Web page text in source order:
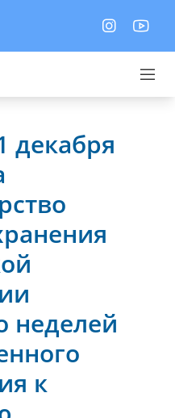
декабря
неделей
к